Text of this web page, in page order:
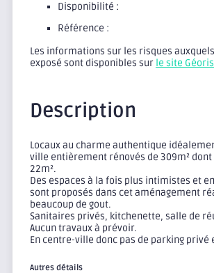
Disponibilité :
Référence :
Les informations sur les risques
exposé sont disponibles sur le site
Description
Locaux au charme authentique
ville entièrement rénovés de 309m² dont
22m².
Des espaces à la fois plus intimistes et
sont proposés dans cet aménagement
beaucoup de gout.
Sanitaires privés, kitchenette, salle de
Aucun travaux à prévoir.
En centre-ville donc pas de parking privé
Autres détails